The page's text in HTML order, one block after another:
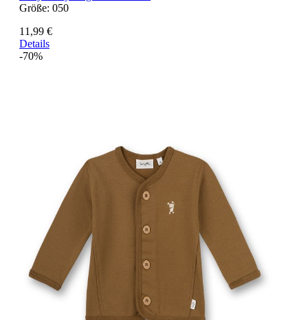
Größe: 050
11,99 €
Details
-70%